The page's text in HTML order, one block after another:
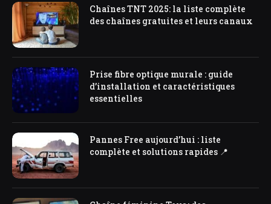
Chaînes TNT 2025: la liste complète
des chaînes gratuites et leurs canaux
Prise fibre optique murale : guide
d’installation et caractéristiques
essentielles
Pannes Free aujourd’hui : liste
complète et solutions rapides 📍